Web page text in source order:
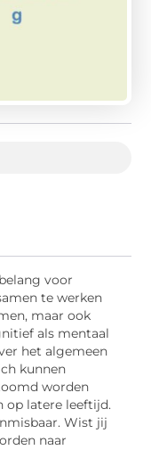
voor
te werken
maar ook
als mentaal
het algemeen
kunnen
worden
op latere leeftijd.
Wist jij
naar